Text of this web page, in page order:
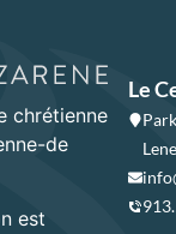
chrétienne
de
est
Le